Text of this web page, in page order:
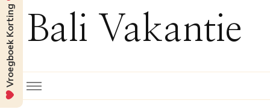
Bali Vakantie
Vroegboek Korting